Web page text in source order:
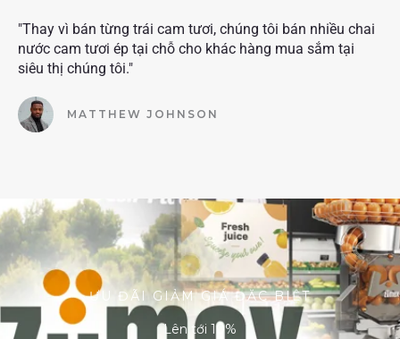
"Thay vì bán từng trái cam tươi, chúng tôi bán nhiều chai
nước cam tươi ép tại chỗ cho khác hàng mua sắm tại
siêu thị chúng tôi."
MATTHEW JOHNSON
ƯU ĐÃI GIẢM GIÁ ĐẶC BIỆT
Lên tới 10%